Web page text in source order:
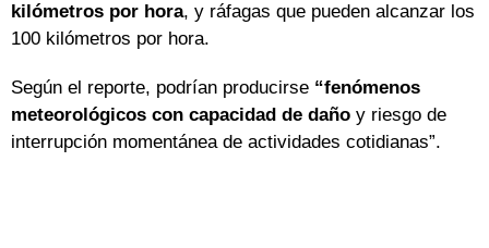
kilómetros por hora, y ráfagas que pueden alcanzar los
100 kilómetros por hora.
Según el reporte, podrían producirse “fenómenos
meteorológicos con capacidad de daño y riesgo de
interrupción momentánea de actividades cotidianas”.